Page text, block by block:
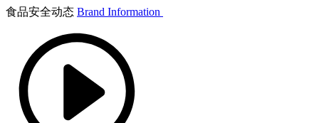
食品安全动态 Brand Information